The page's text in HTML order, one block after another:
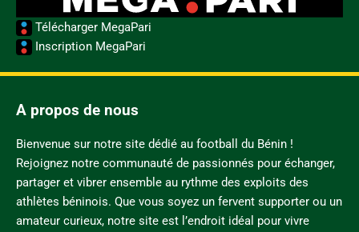
Télécharger MegaPari
Inscription MegaPari
A propos de nous
Bienvenue sur notre site dédié au football du Bénin !
Rejoignez notre communauté de passionnés pour échanger,
partager et vibrer ensemble au rythme des exploits des
athlètes béninois. Que vous soyez un fervent supporter ou un
amateur curieux, notre site est l’endroit idéal pour vivre